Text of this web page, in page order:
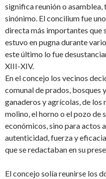
significa reunión o
sinónimo. El concilium fue
directa más importantes que
estuvo en pugna durante
este último lo fue
XIII-XIV.
En el concejo los vecinos
comunal de prados, bosques
ganaderos y agrícolas, de
molino, el horno o el pozo de
económicos, sino para actos
autenticidad, fuerza y
que se redactaban en su
El concejo solía reunirse los